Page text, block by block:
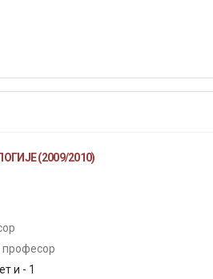
(2009/2010)
професор
и - 1